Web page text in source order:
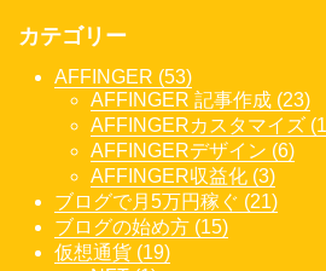
カテゴリー
AFFINGER (53)
AFFINGER 記事作成 (23)
AFFINGERカスタマイズ
AFFINGERデザイン (6)
AFFINGER収益化 (3)
ブログで月5万円稼ぐ (21)
ブログの始め方 (15)
仮想通貨 (19)